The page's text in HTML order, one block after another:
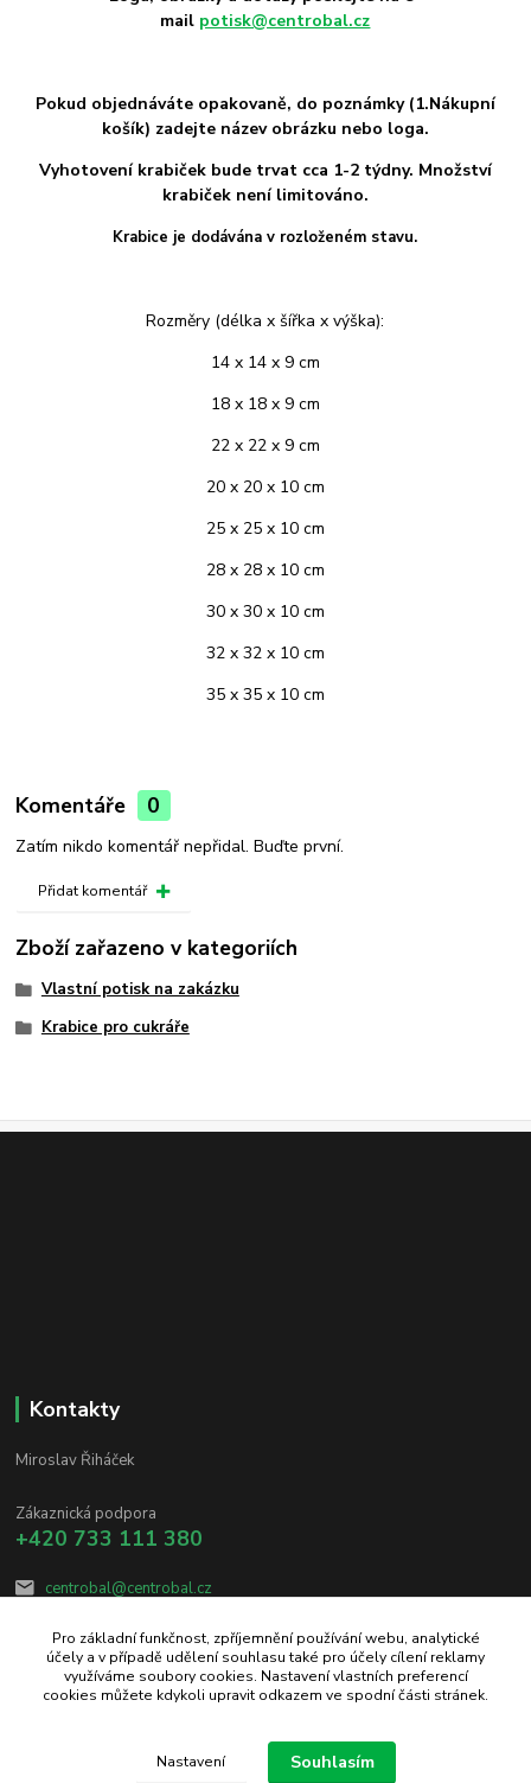
mail potisk@centrobal.cz
Pokud objednáváte opakovaně, do poznámky (1.Nákupní
košík) zadejte název obrázku nebo loga.
Vyhotovení krabiček bude trvat cca 1-2 týdny. Množství
krabiček není limitováno.
Krabice je dodávána v rozloženém stavu.
Rozměry (délka x šířka x výška):
14 x 14 x 9 cm
18 x 18 x 9 cm
22 x 22 x 9 cm
20 x 20 x 10 cm
25 x 25 x 10 cm
28 x 28 x 10 cm
30 x 30 x 10 cm
32 x 32 x 10 cm
35 x 35 x 10 cm
Komentáře 0
Zatím nikdo komentář nepřidal. Buďte první.
Přidat komentář
Zboží zařazeno v kategoriích
Vlastní potisk na zakázku
Krabice pro cukráře
Kontakty
Miroslav Řiháček
Zákaznická podpora
+420 733 111 380
centrobal@centrobal.cz
Upravit sběr cookies.
Pro základní funkčnost, zpříjemnění používání webu, analytické
účely a v případě udělení souhlasu také pro účely cílení reklamy
využíváme soubory cookies. Nastavení vlastních preferencí
cookies můžete kdykoli upravit odkazem ve spodní části stránek.
Nastavení Souhlasím